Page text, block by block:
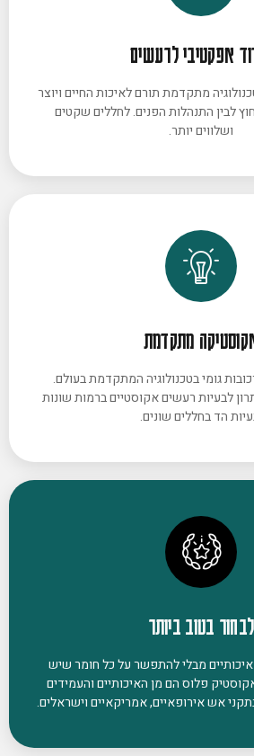
אפקטיבי לרעשים
מתקדמת תורם לאיכות החיים ויוצר
לבין התנהלות הפנים. לחללים שקטים
ושלווים יותר.
מתקדמת
גומי בטכנולוגיה המתקדמת בעולם.
לבעיות רעשים אקוסטיים ברמות שונות
הד בחללים שונים.
לבחור בטוב ביותר
מבלי להתפשר על כל חומר שיש
פלוס הם מן האיכותיים והעמידים
אש אירופאיים, אמריקאיים וישראלים.